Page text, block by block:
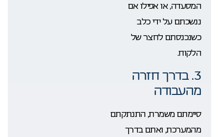
המסעדה, או אפילו אם
ננשכתם על ידי כלב
כשנכנסתם לחצר של
הלקוח.
3. בדרך חזרה
מהעבודה
סיימתם משמרת, התנתקתם
מהמערכת, ואתם בדרך